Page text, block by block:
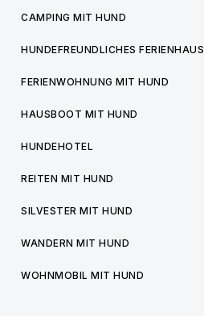
CAMPING MIT HUND
HUNDEFREUNDLICHES FERIENHAUS
FERIENWOHNUNG MIT HUND
HAUSBOOT MIT HUND
HUNDEHOTEL
REITEN MIT HUND
SILVESTER MIT HUND
WANDERN MIT HUND
WOHNMOBIL MIT HUND